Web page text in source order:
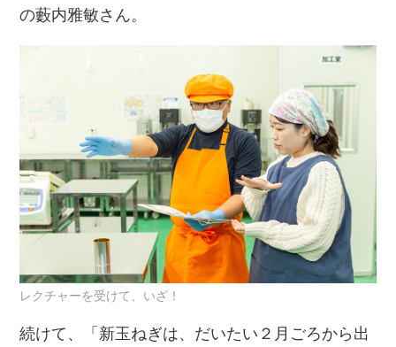
の藪内雅敏さん。
レクチャーを受けて、いざ！
続けて、「新玉ねぎは、だいたい２月ごろから出